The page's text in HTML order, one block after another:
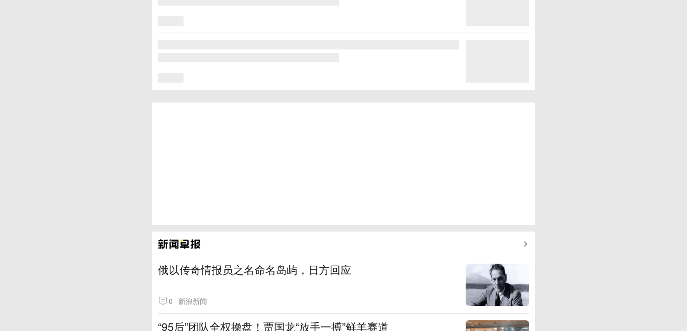
俄以传奇情报员之名命名岛屿，日方回应
0 新浪新闻
“95后”团队全权操盘！贾国龙“放手一搏”鲜羊赛道